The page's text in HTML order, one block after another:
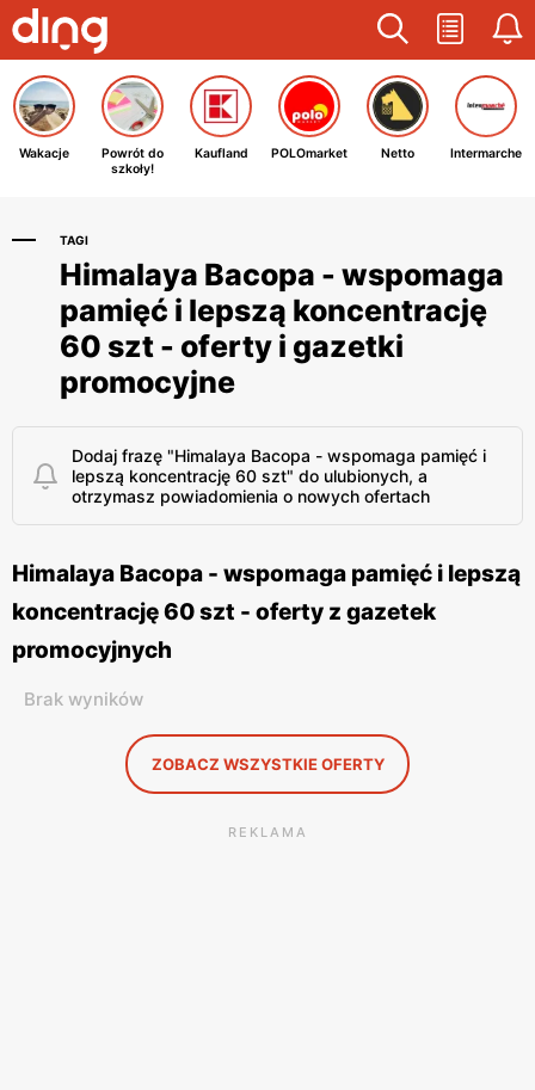
Wakacje
Powrót do
szkoły!
Kaufland POLOmarket Netto Intermarche
TAGI
Himalaya Bacopa - wspomaga
pamięć i lepszą koncentrację
60 szt - oferty i gazetki
promocyjne
Dodaj frazę "Himalaya Bacopa - wspomaga pamięć i
lepszą koncentrację 60 szt" do ulubionych, a
otrzymasz powiadomienia o nowych ofertach
Himalaya Bacopa - wspomaga pamięć i lepszą
koncentrację 60 szt - oferty z gazetek
promocyjnych
Brak wyników
ZOBACZ WSZYSTKIE OFERTY
REKLAMA